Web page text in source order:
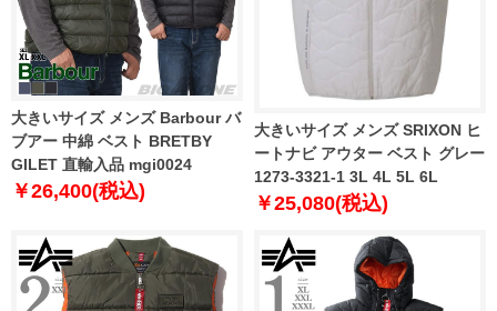
大きいサイズ メンズ Barbour バ
ブアー 中綿 ベスト BRETBY
GILET 直輸入品 mgi0024
￥26,400(税込)
大きいサイズ メンズ SRIXON ヒ
ートナビ アウター ベスト グレー
1273-3321-1 3L 4L 5L 6L
￥25,080(税込)